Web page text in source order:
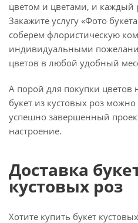
цветом и цветами, и каждый
Закажите услугу «Фото
соберем флористическую
индивидуальными
цветов в любой удобный
А порой для покупки цветов
букет из кустовых роз
успешно завершенный
настроение.
Доставка
кустовых роз
Хотите купить букет